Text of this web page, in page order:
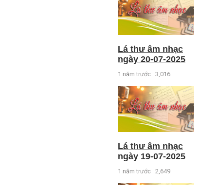
Lá thư âm nhạc
ngày 20-07-2025
1 năm trước 3,016
Lá thư âm nhạc
ngày 19-07-2025
1 năm trước 2,649